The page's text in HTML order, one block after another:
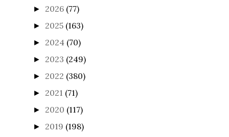
► 2026 (77)
► 2025 (163)
► 2024 (70)
► 2023 (249)
► 2022 (380)
► 2021 (71)
► 2020 (117)
► 2019 (198)